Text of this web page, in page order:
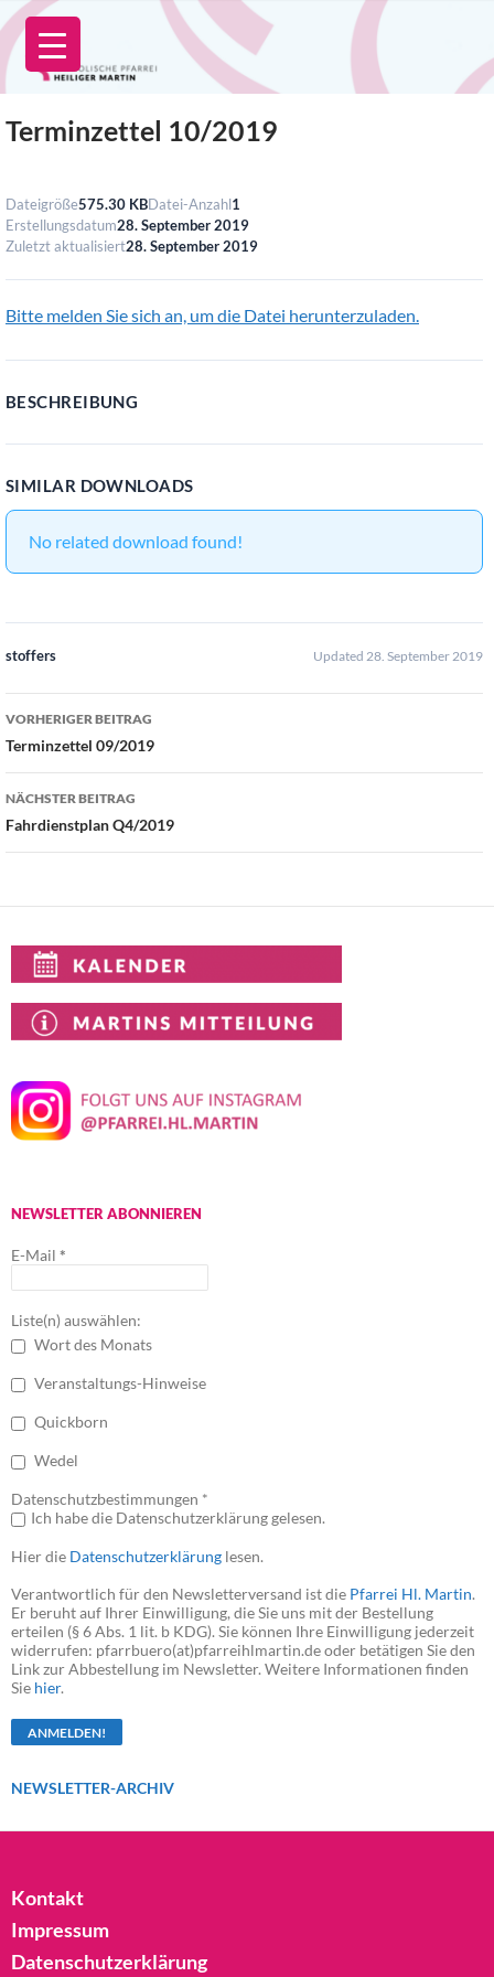
Zum
Inhalt
springen
Terminzettel 10/2019
Dateigröße575.30 KBDatei-Anzahl1
Erstellungsdatum28. September 2019
Zuletzt aktualisiert28. September 2019
Bitte melden Sie sich an, um die Datei herunterzuladen.
BESCHREIBUNG
SIMILAR DOWNLOADS
No related download found!
stoffers Updated 28. September 2019
Beitragsnavigation
VORHERIGER BEITRAG
Terminzettel 09/2019
NÄCHSTER BEITRAG
Fahrdienstplan Q4/2019
NEWSLETTER ABONNIEREN
E-Mail *
Liste(n) auswählen:
Wort des Monats
Veranstaltungs-Hinweise
Quickborn
Wedel
Datenschutzbestimmungen *
Ich habe die Datenschutzerklärung gelesen.
Hier die Datenschutzerklärung lesen.
Verantwortlich für den Newsletterversand ist die Pfarrei Hl. Martin.
Er beruht auf Ihrer Einwilligung, die Sie uns mit der Bestellung
erteilen (§ 6 Abs. 1 lit. b KDG). Sie können Ihre Einwilligung jederzeit
widerrufen: pfarrbuero(at)pfarreihlmartin.de oder betätigen Sie den
Link zur Abbestellung im Newsletter. Weitere Informationen finden
Sie hier.
NEWSLETTER-ARCHIV
Kontakt
Impressum
Datenschutzerklärung